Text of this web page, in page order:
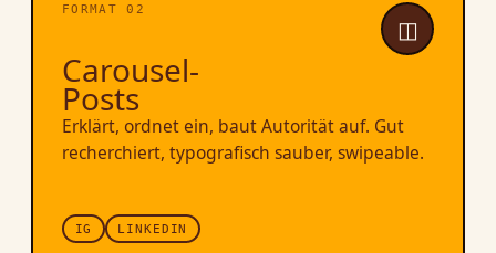
FORMAT 02
◫
Carousel-
Posts
Erklärt, ordnet ein, baut Autorität auf. Gut
recherchiert, typografisch sauber, swipeable.
IG LINKEDIN